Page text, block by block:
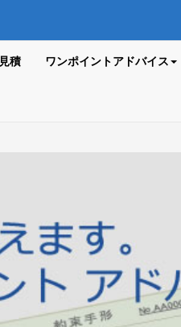
積 ワンポイントアドバイス